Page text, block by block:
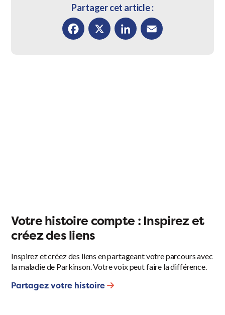
Partager cet article :
Votre histoire compte : Inspirez et
créez des liens
Inspirez et créez des liens en partageant votre parcours avec
la maladie de Parkinson. Votre voix peut faire la différence.
Partagez votre histoire